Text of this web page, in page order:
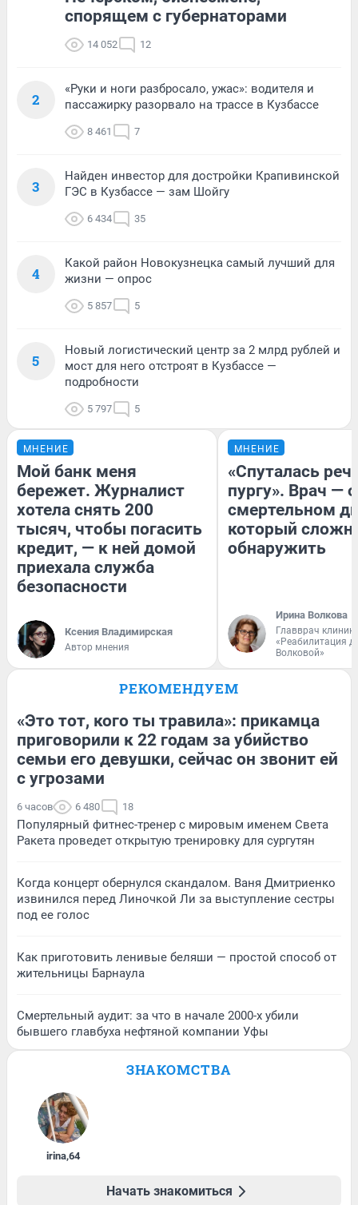
спорящем с губернаторами
14 052 12
2
«Руки и ноги разбросало, ужас»: водителя и
пассажирку разорвало на трассе в Кузбассе
8 461 7
3
Найден инвестор для достройки Крапивинской
ГЭС в Кузбассе — зам Шойгу
6 434 35
4
Какой район Новокузнецка самый лучший для
жизни — опрос
5 857 5
5
Новый логистический центр за 2 млрд рублей и
мост для него отстроят в Кузбассе —
подробности
5 797 5
МНЕНИЕ
Мой банк меня
бережет. Журналист
хотела снять 200
тысяч, чтобы погасить
кредит, — к ней домой
приехала служба
безопасности
Ксения Владимирская
Автор мнения
МНЕНИЕ
«Спуталась
пургу». Врач — о
смертельном
который
обнаружить
Ирина Волкова
Главврач
«Реабилитация
Волковой»
РЕКОМЕНДУЕМ
«Это тот, кого ты травила»: прикамца
приговорили к 22 годам за убийство
семьи его девушки, сейчас он звонит ей
с угрозами
6 часов 6 480 18
Популярный фитнес-тренер с мировым именем Света
Ракета проведет открытую тренировку для сургутян
Когда концерт обернулся скандалом. Ваня Дмитриенко
извинился перед Линочкой Ли за выступление сестры
под ее голос
Как приготовить ленивые беляши — простой способ от
жительницы Барнаула
Смертельный аудит: за что в начале 2000-х убили
бывшего главбуха нефтяной компании Уфы
ЗНАКОМСТВА
irina,64
Начать знакомиться